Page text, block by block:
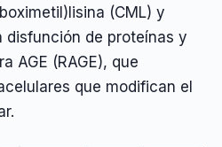
(CML) y
disfunción de proteínas y
AGE (RAGE), que
que modifican el